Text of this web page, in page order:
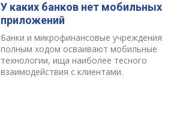
У каких банков нет мобильных
приложений
Банки и микрофинансовые учреждения
полным ходом осваивают мобильные
технологии, ища наиболее тесного
взаимодействия с клиентами.